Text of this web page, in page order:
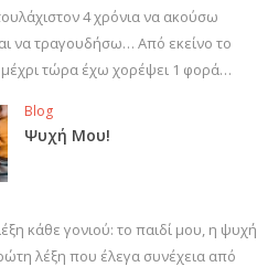
4 χρόνια να ακούσω
να τραγουδήσω… Από εκείνο το
μέχρι τώρα έχω χορέψει 1 φορά…
Blog
Ψυχή Μου!
κάθε γονιού: το παιδί μου, η ψυχή
λέξη που έλεγα συνέχεια από